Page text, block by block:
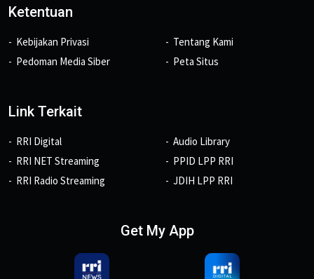
Ketentuan
Kebijakan Privasi
Pedoman Media Siber
Tentang Kami
Peta Situs
Link Terkait
RRI Digital
RRI NET Streaming
RRI Radio Streaming
Audio Library
PPID LPP RRI
JDIH LPP RRI
Get My App